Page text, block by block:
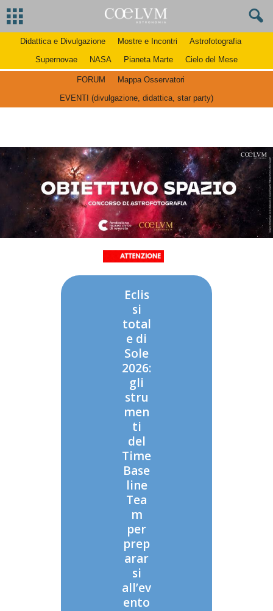
Didattica e Divulgazione Mostre e Incontri
Astrofotografia
Supernovae
NASA Pianeta Marte Cielo del Mese
FORUM
Mappa Osservatori
EVENTI (divulgazione, didattica, star party)
Eclis
si
total
e di
Sole
2026:
gli
stru
men
ti
del
Time
Base
line
Tea
m
per
prep
arar
si
all’ev
ento